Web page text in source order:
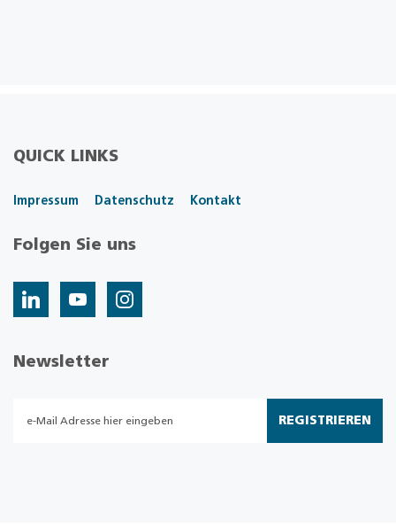
QUICK LINKS
Impressum Datenschutz Kontakt
Folgen Sie uns
Newsletter
REGISTRIEREN